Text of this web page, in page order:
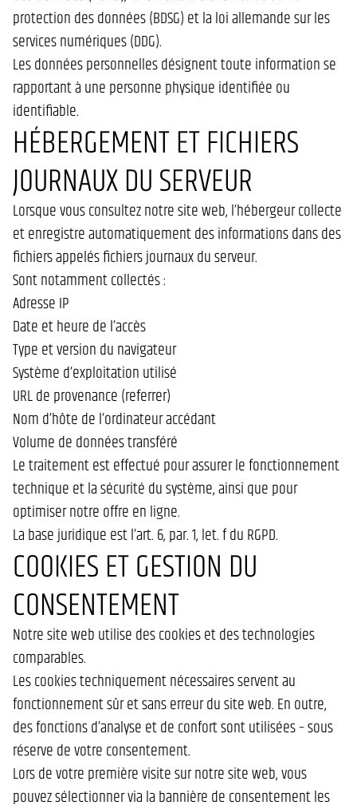
protection des données (BDSG) et la loi allemande sur les
services numériques (DDG).
Les données personnelles désignent toute information se
rapportant à une personne physique identifiée ou
identifiable.
HÉBERGEMENT ET FICHIERS
JOURNAUX DU SERVEUR
Lorsque vous consultez notre site web, l’hébergeur collecte
et enregistre automatiquement des informations dans des
fichiers appelés fichiers journaux du serveur.
Sont notamment collectés :
Adresse IP
Date et heure de l’accès
Type et version du navigateur
Système d’exploitation utilisé
URL de provenance (referrer)
Nom d’hôte de l’ordinateur accédant
Volume de données transféré
Le traitement est effectué pour assurer le fonctionnement
technique et la sécurité du système, ainsi que pour
optimiser notre offre en ligne.
La base juridique est l’art. 6, par. 1, let. f du RGPD.
COOKIES ET GESTION DU
CONSENTEMENT
Notre site web utilise des cookies et des technologies
comparables.
Les cookies techniquement nécessaires servent au
fonctionnement sûr et sans erreur du site web. En outre,
des fonctions d’analyse et de confort sont utilisées – sous
réserve de votre consentement.
Lors de votre première visite sur notre site web, vous
pouvez sélectionner via la bannière de consentement les